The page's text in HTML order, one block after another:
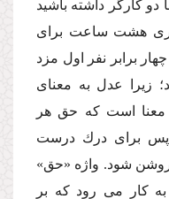
كارگر داشته باشید
هشت ساعت براى
برابر نفر اول مزد
زیرا عدل به معناى
معنا است كه حق هر
پس براى درك درست
روشن شود. واژه «حق»
كار مى رود كه بر